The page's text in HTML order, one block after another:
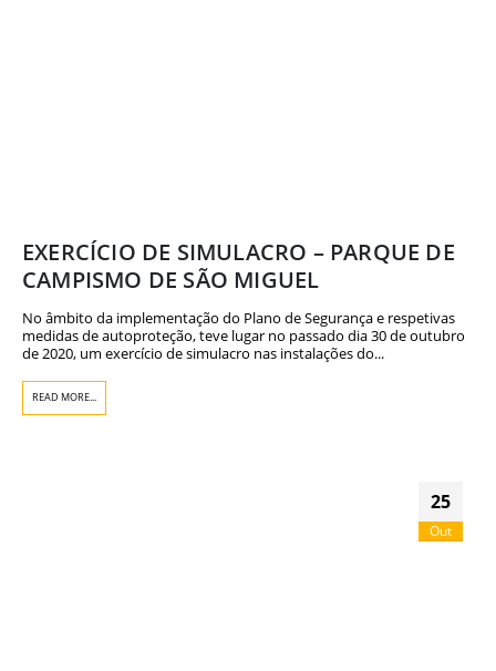
EXERCÍCIO DE SIMULACRO – PARQUE DE
CAMPISMO DE SÃO MIGUEL
No âmbito da implementação do Plano de Segurança e respetivas
medidas de autoproteção, teve lugar no passado dia 30 de outubro
de 2020, um exercício de simulacro nas instalações do...
READ MORE...
25
Out